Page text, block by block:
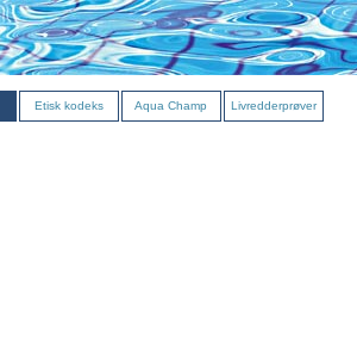
Etisk kodeks Aqua Champ Livredderprøver